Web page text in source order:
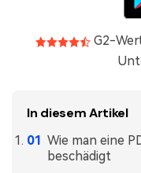
Kostenlose PDF-
Bearbeiten,
Download-Zentrum
Laden Sie die
G2-
In diesem Artikel
Wie man eine
beschädigt